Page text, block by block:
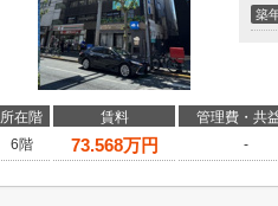
築
所在階 賃料 管理費・共
6階
73.568万円 -